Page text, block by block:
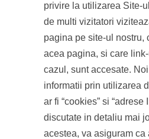
privire la utilizarea Site-
de multi vizitatori
pagina pe site-ul nostru,
acea pagina, si care
cazul, sunt accesate.
informatii prin utilizarea
ar fi “cookies” si “adrese
discutate in detaliu mai
acestea, va asiguram ca